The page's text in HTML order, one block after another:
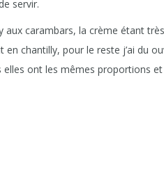
servir.
aux carambars, la crème étant
chantilly, pour le reste j’ai du
elles ont les mêmes proportions